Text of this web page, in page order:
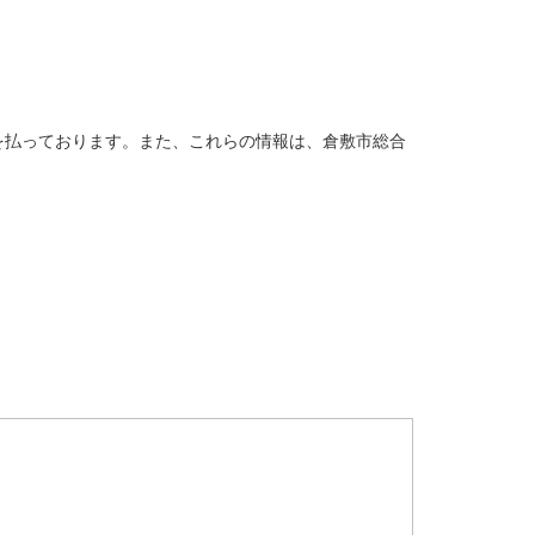
っております。また、これらの情報は、倉敷市総合